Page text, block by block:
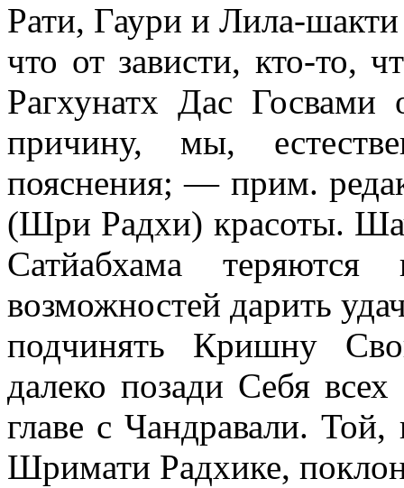
Рати, Гаури и Лила-шакти
что от зависти, кто-то,
Рагхунатх Дас Госвами
причину, мы,
пояснения; — прим.
(Шри Радхи) красоты.
Сатйабхама
возможностей дарить
подчинять Кришну
далеко позади Себя
главе с Чандравали.
Шримати Радхике,